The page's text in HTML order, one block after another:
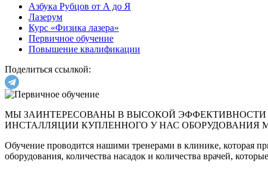
Азбука Рубцов от А до Я
Лазерум
Курс «Физика лазера»
Первичное обучение
Повышение квалификации
Поделиться ссылкой:
МЫ ЗАИНТЕРЕСОВАНЫ В ВЫСОКОЙ
ИНСТАЛЛЯЦИИ КУПЛЕННОГО У НАС ОБОРУДОВАНИЯ
Обучение проводится нашими тренерами в клинике, которая
оборудования, количества насадок и количества врачей,